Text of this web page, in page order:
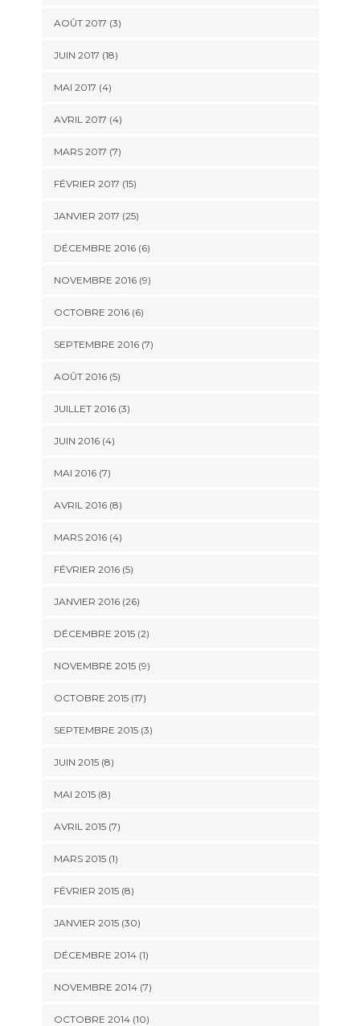
AOÛT 2017 (3)
JUIN 2017 (18)
MAI 2017 (4)
AVRIL 2017 (4)
MARS 2017 (7)
FÉVRIER 2017 (15)
JANVIER 2017 (25)
DÉCEMBRE 2016 (6)
NOVEMBRE 2016 (9)
OCTOBRE 2016 (6)
SEPTEMBRE 2016 (7)
AOÛT 2016 (5)
JUILLET 2016 (3)
JUIN 2016 (4)
MAI 2016 (7)
AVRIL 2016 (8)
MARS 2016 (4)
FÉVRIER 2016 (5)
JANVIER 2016 (26)
DÉCEMBRE 2015 (2)
NOVEMBRE 2015 (9)
OCTOBRE 2015 (17)
SEPTEMBRE 2015 (3)
JUIN 2015 (8)
MAI 2015 (8)
AVRIL 2015 (7)
MARS 2015 (1)
FÉVRIER 2015 (8)
JANVIER 2015 (30)
DÉCEMBRE 2014 (1)
NOVEMBRE 2014 (7)
OCTOBRE 2014 (10)